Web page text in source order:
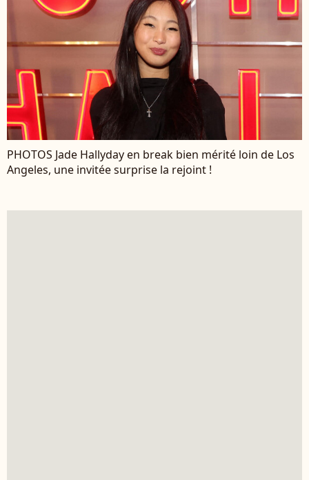
PHOTOS Jade Hallyday en break bien mérité loin de Los
Angeles, une invitée surprise la rejoint !